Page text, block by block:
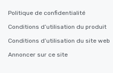
Politique de confidentialité
Conditions d’utilisation du produit
Conditions d’utilisation du site web
Annoncer sur ce site